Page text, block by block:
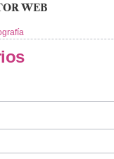
WEB